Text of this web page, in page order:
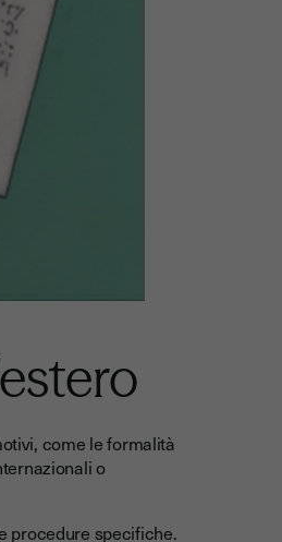
come le formalità
o
procedure specifiche.